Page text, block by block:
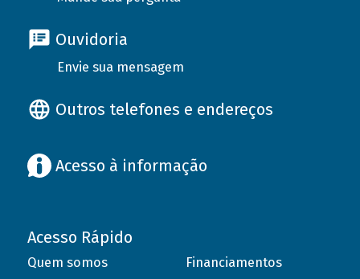
Ouvidoria
Envie sua mensagem
Outros telefones e endereços
Acesso à informação
Acesso Rápido
Quem somos
Financiamentos